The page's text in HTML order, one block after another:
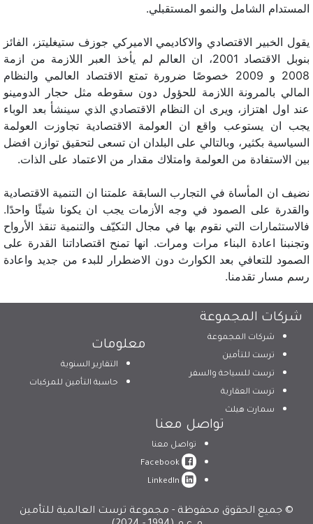
المستدام الشامل والنمو المستقبلي.
يقول الخبير الاقتصادي والاكاديمي الاميركي جوزف ستيغليتز، الفائز
بنوبل الاقتصاد 2001، ان العالم لم يأخذ العبر اللازمة من ازمة
2008 و 2009 خصوصًا ضرورة تمتع الاقتصاد العالمي والنظام
المالي بالمرونة اللازمة للحؤول دون سقوطه مثل حجار الدومينو
عند اول اهتزاز، ويرى ان النظام الاقتصادي الذي سينشأ بعد الوباء
يجب ان يستوعب واقع ان العولمة الاقتصادية تجاوزت العولمة
السياسية بكثير، وبالتالي على البلدان ان تسعى لتحقيق توازن افضل
بين الاستفادة من العولمة وامتلاك مقدار من الاعتماد على الذات.
نضيف ان المأساة في التجارب السابقة علمتنا ان التنمية الاقتصادية
والقدرة على الصمود في وجه الأزمات يجب ان يكونا شيئًا واحدًا.
فالاستثمارات التي نقوم بها في مجال التكيّف والتنمية تنقذ الأرواح
وتجنبنا اعادة البناء مرات ومرات. انها تمنح اقتصاداتنا القدرة على
الصمود للتعافي بعد الكوارث دون الاضطرار للبدء من جديد واعادة
رسم مسار تقدمنا.
شركات المجموعة
شركات المجموعة
ترست للتأمين
ترست للسياحة والسفر
ترست العقارية
سمارت هيلث
معلومات
التقارير السنوية
حاسبة التأمين للمركبات
تواصل معنا
تواصل معنا
© جميع الحقوق محفوظة - مجموعة ترست العالمية للتأمين